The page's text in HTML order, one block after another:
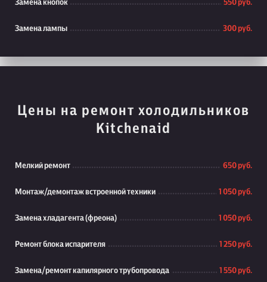
Замена кнопок 550 руб.
Замена лампы 300 руб.
Цены на ремонт холодильников
Kitchenaid
Мелкий ремонт 650 руб.
Монтаж/демонтаж встроенной техники 1 050 руб.
Замена хладагента (фреона) 1 050 руб.
Ремонт блока испарителя 1 250 руб.
Замена/ремонт капилярного трубопровода 1 550 руб.